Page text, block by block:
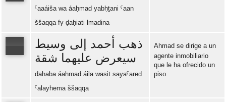
ˁaaáiša wa áaḥmad yabḥṯani ˁaan
ššaqqa fy ḍaḥiati lmadina
ذهب أحمد إلى وسيط
سيعرض عليهما شقة
ḏahaba áaḥmad áila wasiṭ sayaˁareḍ
ˁalayhema ššaqqa
Ahmad se dirige a un
agente inmobiliario
que le ha ofrecido un
piso.